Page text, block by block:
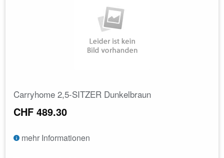
Carryhome 2,5-SITZER Dunkelbraun
CHF 489.30
mehr Informationen